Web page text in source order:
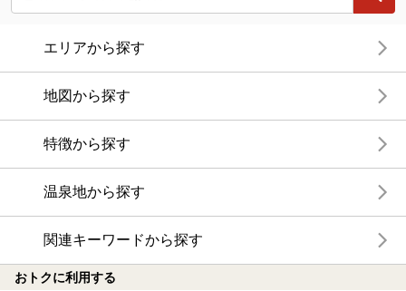
エリアから探す
地図から探す
特徴から探す
温泉地から探す
関連キーワードから探す
おトクに利用する